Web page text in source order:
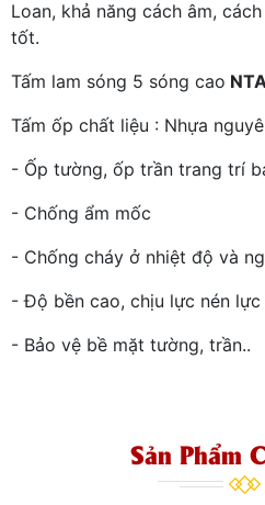
Loan, khả năng cách âm,
tốt.
Tấm lam sóng 5 sóng cao NTA
Tấm ốp chất liệu : Nhựa
- Ốp tường, ốp trần trang trí
- Chống ẩm mốc
- Chống cháy ở nhiệt độ và
- Độ bền cao, chịu lực nén
- Bảo vệ bề mặt tường, trần..
Sản Phẩm